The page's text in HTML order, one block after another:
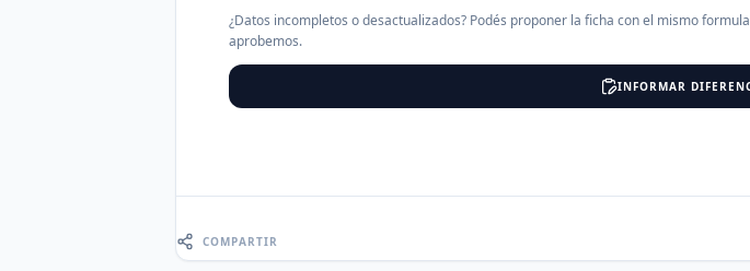
¿Datos incompletos o desactualizados? Podés proponer la ficha con el mismo
aprobemos.
INFORMAR
COMPARTIR